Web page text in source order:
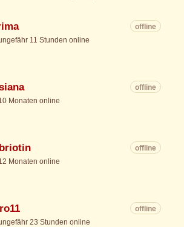
offline
11 Stunden online
offline
Monaten online
offline
Monaten online
offline
23 Stunden online